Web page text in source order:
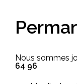
Nous sommes
64 96